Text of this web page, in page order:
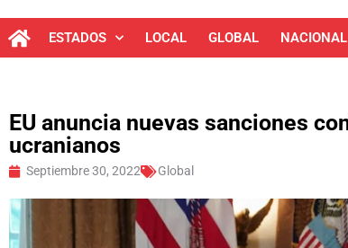
ESTADOS LOCAL GLOBAL NACIONAL
EU anuncia nuevas sanciones
ucranianos
Septiembre 30, 2022 Global